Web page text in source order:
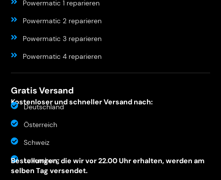
Powermatic 1 reparieren
Powermatic 2 reparieren
Powermatic 3 reparieren
Powermatic 4 reparieren
Gratis Versand
Kostenloser und schneller Versand nach:
Deutschland
Österreich
Schweiz
Luxemburg
Bestellungen, die wir vor 22.00 Uhr erhalten, werden am
selben Tag versendet.